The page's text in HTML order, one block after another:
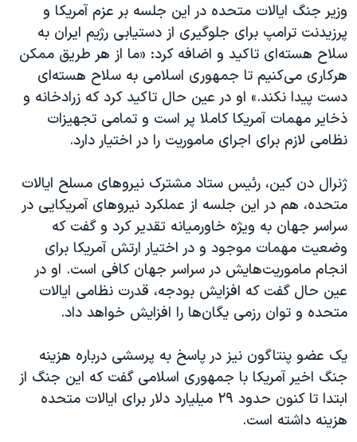
وزیر جنگ ایالات متحده در این جلسه بر عزم آمریکا و
پرزیدنت ترامپ برای جلوگیری از دستیابی رژیم ایران به
سلاح هسته‌ای تاکید و اضافه کرد: «ما از هر طریق ممکن
هرکاری می‌کنیم تا جمهوری اسلامی به سلاح هسته‌ای
دست پیدا نکند.» او در عین حال تاکید کرد که زرادخانه و
ذخایر مهمات آمریکا کاملا پر است و تمامی تجهیزات
نظامی لازم برای اجرای ماموریت را در اختیار دارد.
ژنرال دن کین، رئیس ستاد مشترک نیروهای مسلح ایالات
متحده، هم در این جلسه از عملکرد نیروهای آمریکایی در
سراسر جهان به ویژه خاورمیانه تقدیر کرد و گفت که
وضعیت مهمات موجود و در اختیار ارتش آمریکا برای
انجام ماموریت‌هایش در سراسر جهان کافی‌ است. او در
عین حال گفت که افزایش بودجه، قدرت نظامی ایالات
متحده و توان رزمی یگان‌ها را افزایش خواهد داد.
یک عضو پنتاگون نیز در پاسخ به پرسشی درباره هزینه
جنگ اخیر آمریکا با جمهوری اسلامی گفت که این جنگ از
ابتدا تا کنون حدود ۲۹ میلیارد دلار برای ایالات متحده
هزینه داشته است.